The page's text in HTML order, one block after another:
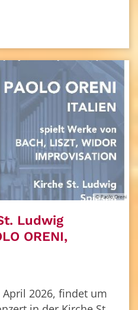
© Paolo Oreni
Ludwig
ORENI,
2026, findet um